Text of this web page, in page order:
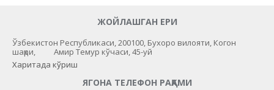
ЖОЙЛАШГАН ЕРИ
Ўзбекистон Республикаси, 200100, Бухоро вилояти, Когон
шаҳри, Амир Темур кўчаси, 45-уй
Харитада кўриш
ЯГОНА ТЕЛЕФОН РАҚАМИ